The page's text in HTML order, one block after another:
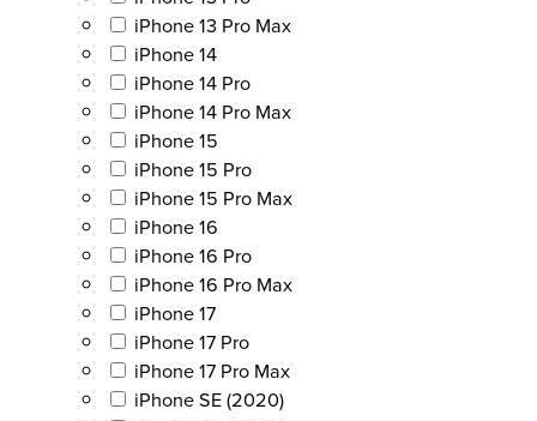
iPhone 13 Pro Max
iPhone 14
iPhone 14 Pro
iPhone 14 Pro Max
iPhone 15
iPhone 15 Pro
iPhone 15 Pro Max
iPhone 16
iPhone 16 Pro
iPhone 16 Pro Max
iPhone 17
iPhone 17 Pro
iPhone 17 Pro Max
iPhone SE (2020)